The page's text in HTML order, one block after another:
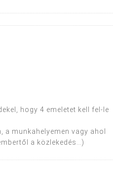
hogy 4 emeletet kell fel-le
munkahelyemen vagy ahol
a közlekedés…)